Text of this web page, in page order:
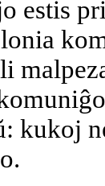
estis
kukoj